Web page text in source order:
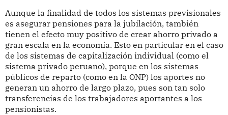
Aunque la finalidad de todos los sistemas previsionales
es asegurar pensiones para la jubilación, también
tienen el efecto muy positivo de crear ahorro privado a
gran escala en la economía. Esto en particular en el caso
de los sistemas de capitalización individual (como el
sistema privado peruano), porque en los sistemas
públicos de reparto (como en la ONP) los aportes no
generan un ahorro de largo plazo, pues son tan solo
transferencias de los trabajadores aportantes a los
pensionistas.